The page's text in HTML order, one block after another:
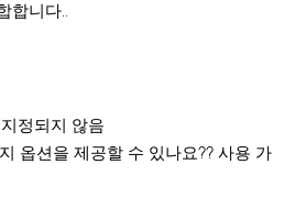
합니다..
정되지 않음
옵션을 제공할 수 있나요?? 사용 가